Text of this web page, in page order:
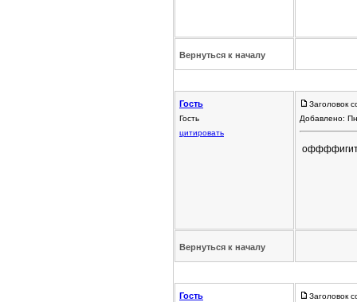
Вернуться к началу
Гость
Гость
цитировать
Заголовок
Добавлено:
Вернуться к началу
Гость
Заголовок